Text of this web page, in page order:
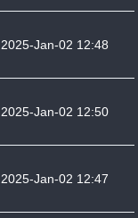
2025-Jan-02 12:48
2025-Jan-02 12:50
2025-Jan-02 12:47